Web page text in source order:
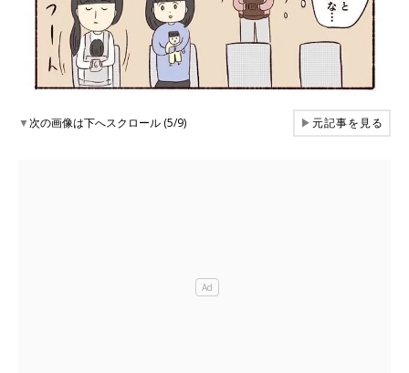
▼次の画像は下へスクロール (5/9) ▶元記事を見る